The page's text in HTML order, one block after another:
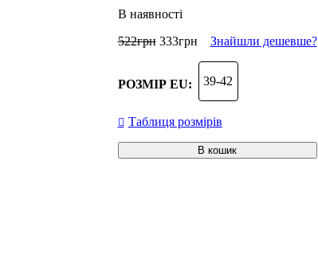
В наявності
522грн 333грн Знайшли дешевше?
РОЗМІР EU: 39-42
Таблиця розмірів
В кошик